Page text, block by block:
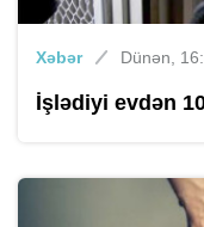
Xəbər Dünən,
İşlədiyi evdən